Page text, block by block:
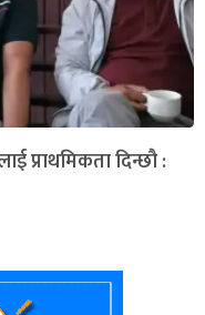
प्राथमिकता दिन्छौ :